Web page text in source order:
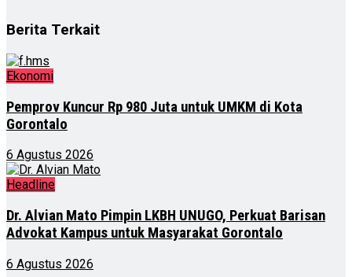
Berita Terkait
Ekonomi
Pemprov Kuncur Rp 980 Juta untuk UMKM di Kota
Gorontalo
6 Agustus 2026
Headline
Dr. Alvian Mato Pimpin LKBH UNUGO, Perkuat Barisan
Advokat Kampus untuk Masyarakat Gorontalo
6 Agustus 2026